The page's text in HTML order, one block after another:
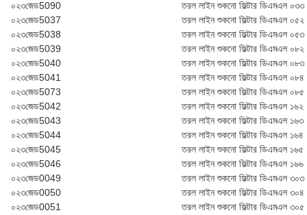
০২৩জেড5090
তরল লাইন শুকনো ফিল্টার ডি‌এম‌এল ০৩৩
০২৩জেড5037
তরল লাইন শুকনো ফিল্টার ডি‌এম‌এল ০৫২
০২৩জেড5038
তরল লাইন শুকনো ফিল্টার ডি‌এম‌এল ০৫৩
০২৩জেড5039
তরল লাইন শুকনো ফিল্টার ডি‌এম‌এল ০৮২
০২৩জেড5040
তরল লাইন শুকনো ফিল্টার ডি‌এম‌এল ০৮৩
০২৩জেড5041
তরল লাইন শুকনো ফিল্টার ডি‌এম‌এল ০৮৪
০২৩জেড5073
তরল লাইন শুকনো ফিল্টার ডি‌এম‌এল ০৮৫
০২৩জেড5042
তরল লাইন শুকনো ফিল্টার ডি‌এম‌এল ১৬২
০২৩জেড5043
তরল লাইন শুকনো ফিল্টার ডি‌এম‌এল ১৬৩
০২৩জেড5044
তরল লাইন শুকনো ফিল্টার ডি‌এম‌এল ১৬৪
০২৩জেড5045
তরল লাইন শুকনো ফিল্টার ডি‌এম‌এল ১৬৫
০২৩জেড5046
তরল লাইন শুকনো ফিল্টার ডি‌এম‌এল ১৬৬
০২৩জেড0049
তরল লাইন শুকনো ফিল্টার ডি‌এম‌এল ৩০৩
০২৩জেড0050
তরল লাইন শুকনো ফিল্টার ডি‌এম‌এল ৩০৪
০২৩জেড0051
তরল লাইন শুকনো ফিল্টার ডি‌এম‌এল ৩০৫